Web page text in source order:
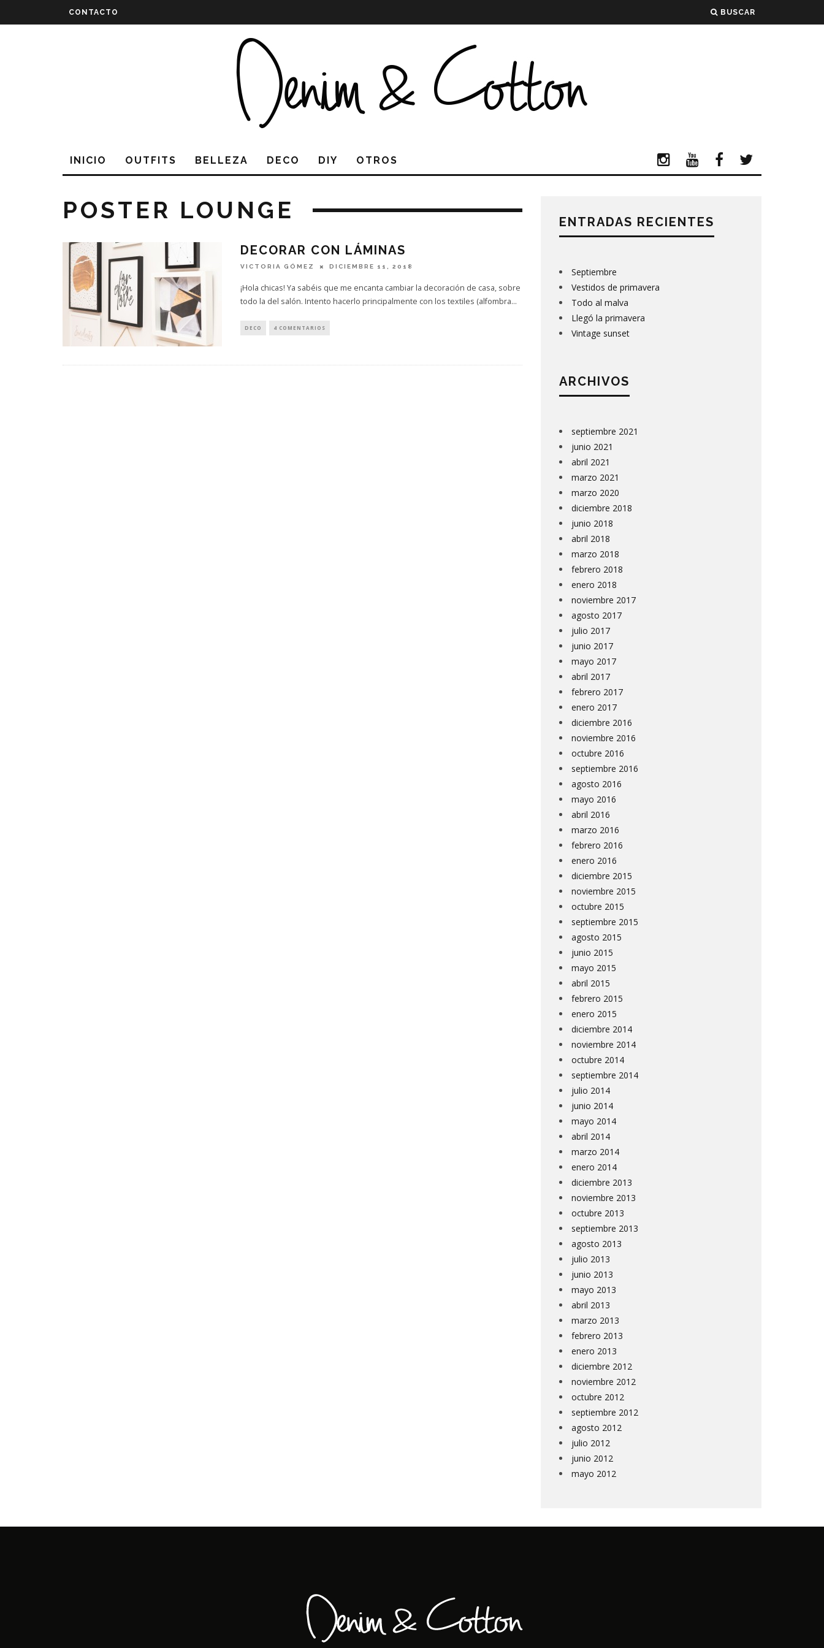
CONTACTO BUSCAR
INICIO OUTFITS BELLEZA DECO DIY OTROS
POSTER LOUNGE
DECORAR CON LÁMINAS
VICTORIA GÓMEZ DICIEMBRE 11, 2018
¡Hola chicas! Ya sabéis que me encanta cambiar la decoración de casa, sobre
todo la del salón. Intento hacerlo principalmente con los textiles (alfombra...
DECO 4 COMENTARIOS
ENTRADAS RECIENTES
Septiembre
Vestidos de primavera
Todo al malva
Llegó la primavera
Vintage sunset
ARCHIVOS
septiembre 2021
junio 2021
abril 2021
marzo 2021
marzo 2020
diciembre 2018
junio 2018
abril 2018
marzo 2018
febrero 2018
enero 2018
noviembre 2017
agosto 2017
julio 2017
junio 2017
mayo 2017
abril 2017
febrero 2017
enero 2017
diciembre 2016
noviembre 2016
octubre 2016
septiembre 2016
agosto 2016
mayo 2016
abril 2016
marzo 2016
febrero 2016
enero 2016
diciembre 2015
noviembre 2015
octubre 2015
septiembre 2015
agosto 2015
junio 2015
mayo 2015
abril 2015
febrero 2015
enero 2015
diciembre 2014
noviembre 2014
octubre 2014
septiembre 2014
julio 2014
junio 2014
mayo 2014
abril 2014
marzo 2014
enero 2014
diciembre 2013
noviembre 2013
octubre 2013
septiembre 2013
agosto 2013
julio 2013
junio 2013
mayo 2013
abril 2013
marzo 2013
febrero 2013
enero 2013
diciembre 2012
noviembre 2012
octubre 2012
septiembre 2012
agosto 2012
julio 2012
junio 2012
mayo 2012